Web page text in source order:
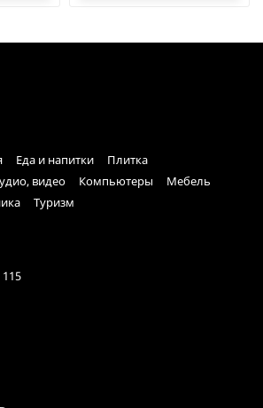
Еда и напитки
Плитка
видео Компьютеры
Мебель
Туризм